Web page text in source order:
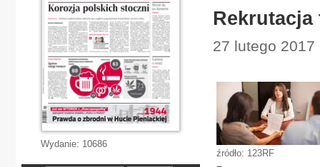
Rekrutacja
27 lutego 2017
źródło: 123RF
Wydanie: 10686